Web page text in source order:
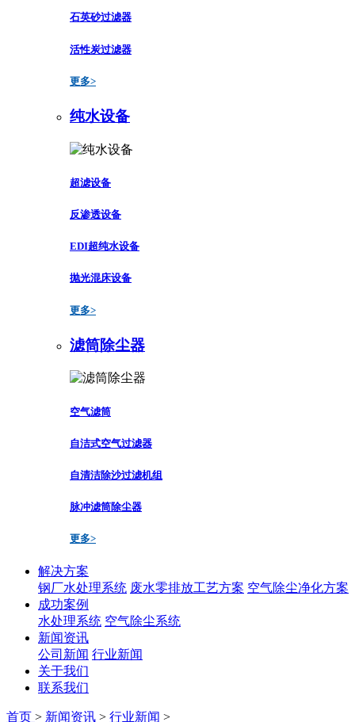
石英砂过滤器
活性炭过滤器
更多>
纯水设备
超滤设备
反渗透设备
EDI超纯水设备
抛光混床设备
更多>
滤筒除尘器
空气滤筒
自洁式空气过滤器
自清洁除沙过滤机组
脉冲滤筒除尘器
更多>
解决方案
钢厂水处理系统 废水零排放工艺方案 空气除尘净化方案
成功案例
水处理系统 空气除尘系统
新闻资讯
公司新闻 行业新闻
关于我们
联系我们
首页 > 新闻资讯 > 行业新闻 >